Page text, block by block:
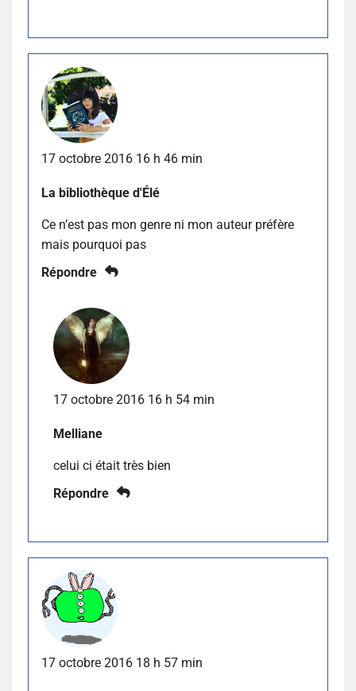
17 octobre 2016 16 h 46 min
La bibliothèque d'Élé
Ce n’est pas mon genre ni mon auteur préfère
mais pourquoi pas
Répondre
17 octobre 2016 16 h 54 min
Melliane
celui ci était très bien
Répondre
17 octobre 2016 18 h 57 min